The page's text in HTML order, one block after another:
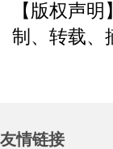
【版权声
制、转载、
友情链接